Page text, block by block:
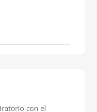
con el